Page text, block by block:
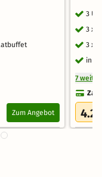
Zum Angebot
3
3 x
3 x
inkl.
7
4.2